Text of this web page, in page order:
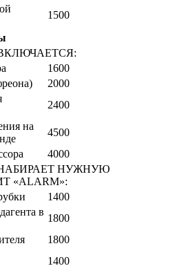
1500
1600
2000
2400
на
4500
4000
НУЖНУЮ
«ALARM»:
1400
в
1800
1800
1400